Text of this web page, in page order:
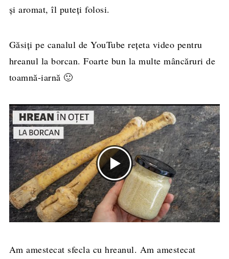
și aromat, îl puteți folosi.
Găsiți pe canalul de YouTube rețeta video pentru
hreanul la borcan. Foarte bun la multe mâncăruri de
toamnă-iarnă 🙂
Am amestecat sfecla cu hreanul. Am amestecat